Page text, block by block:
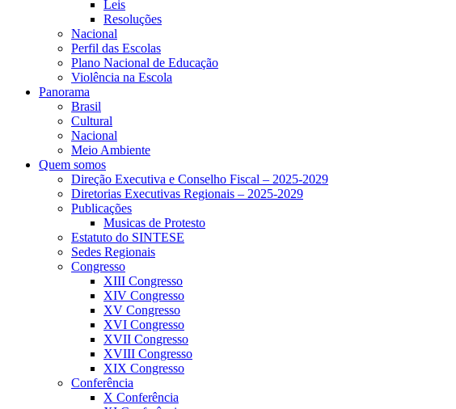
Leis
Resoluções
Nacional
Perfil das Escolas
Plano Nacional de Educação
Violência na Escola
Panorama
Brasil
Cultural
Nacional
Meio Ambiente
Quem somos
Direção Executiva e Conselho Fiscal – 2025-2029
Diretorias Executivas Regionais – 2025-2029
Publicações
Musicas de Protesto
Estatuto do SINTESE
Sedes Regionais
Congresso
XIII Congresso
XIV Congresso
XV Congresso
XVI Congresso
XVII Congresso
XVIII Congresso
XIX Congresso
Conferência
X Conferência